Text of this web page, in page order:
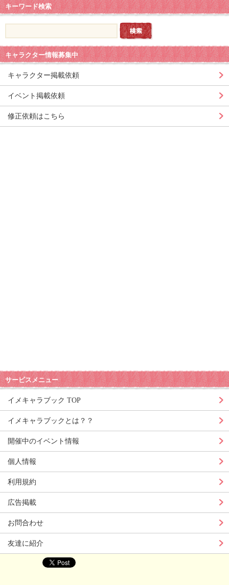
キーワード検索
キャラクター情報募集中
キャラクター掲載依頼
イベント掲載依頼
修正依頼はこちら
サービスメニュー
イメキャラブック TOP
イメキャラブックとは？？
開催中のイベント情報
個人情報
利用規約
広告掲載
お問合わせ
友達に紹介